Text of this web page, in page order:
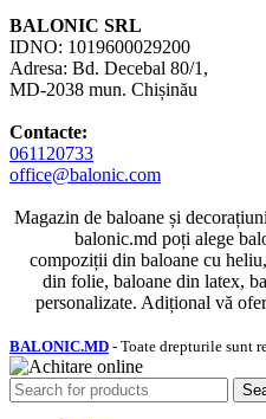
BALONIC SRL
IDNO: 1019600029200
Adresa: Bd. Decebal 80/1,
MD-2038 mun. Chișinău
Contacte:
061120733
office@balonic.com
Magazin de baloane și
balonic.md poți alege
compoziții din baloane cu
din folie, baloane din latex,
personalizate. Adițional vă
BALONIC.MD - Toate drepturile sunt